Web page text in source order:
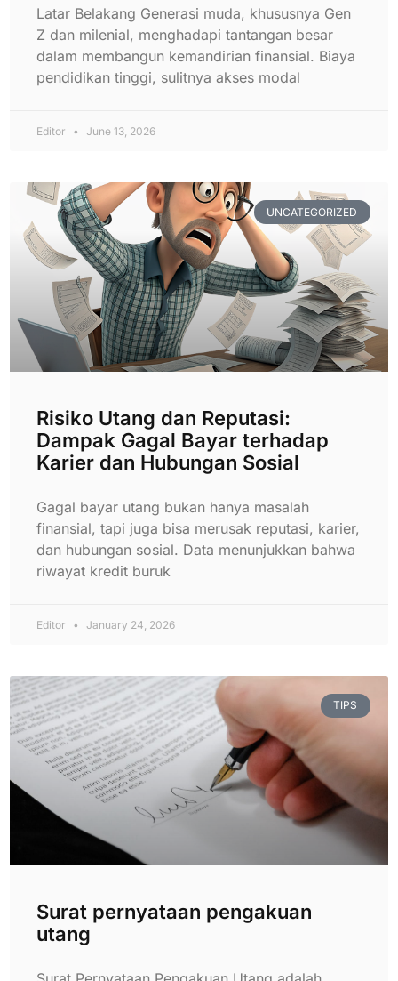
Latar Belakang Generasi muda, khususnya Gen
Z dan milenial, menghadapi tantangan besar
dalam membangun kemandirian finansial. Biaya
pendidikan tinggi, sulitnya akses modal
Editor June 13, 2026
UNCATEGORIZED
Risiko Utang dan Reputasi:
Dampak Gagal Bayar terhadap
Karier dan Hubungan Sosial
Gagal bayar utang bukan hanya masalah
finansial, tapi juga bisa merusak reputasi, karier,
dan hubungan sosial. Data menunjukkan bahwa
riwayat kredit buruk
Editor January 24, 2026
TIPS
Surat pernyataan pengakuan
utang